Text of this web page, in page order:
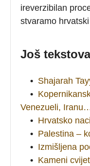
ireverzibilan
stvaramo
Još
• Shajarah
•
Venezueli,
• Hrvatsko
• Palestina –
• Izmišljena
• Kameni